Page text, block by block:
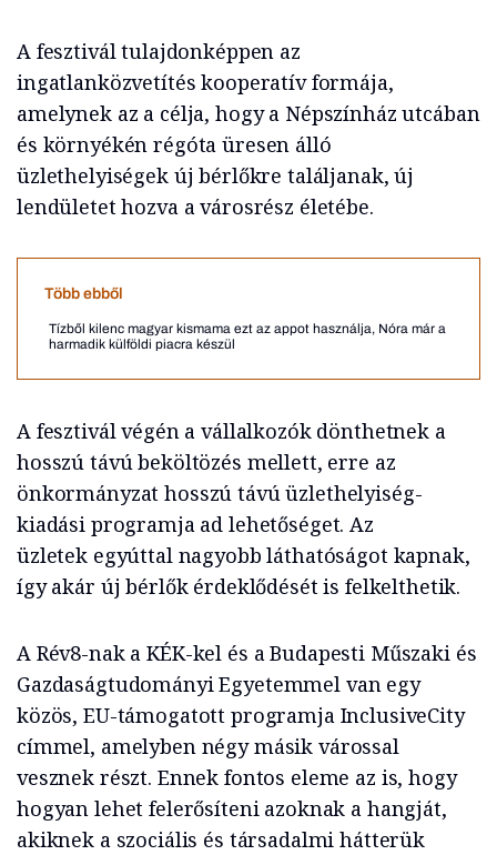
A fesztivál tulajdonképpen az
ingatlanközvetítés kooperatív formája,
amelynek az a célja, hogy a Népszínház utcában
és környékén régóta üresen álló
üzlethelyiségek új bérlőkre találjanak, új
lendületet hozva a városrész életébe.
Több ebből
Tízből kilenc magyar kismama ezt az appot használja, Nóra már a
harmadik külföldi piacra készül
A fesztivál végén a vállalkozók dönthetnek a
hosszú távú beköltözés mellett, erre az
önkormányzat hosszú távú üzlethelyiség-
kiadási programja ad lehetőséget. Az
üzletek egyúttal nagyobb láthatóságot kapnak,
így akár új bérlők érdeklődését is felkelthetik.
A Rév8-nak a KÉK-kel és a Budapesti Műszaki és
Gazdaságtudományi Egyetemmel van egy
közös, EU-támogatott programja InclusiveCity
címmel, amelyben négy másik várossal
vesznek részt. Ennek fontos eleme az is, hogy
hogyan lehet felerősíteni azoknak a hangját,
akiknek a szociális és társadalmi hátterük